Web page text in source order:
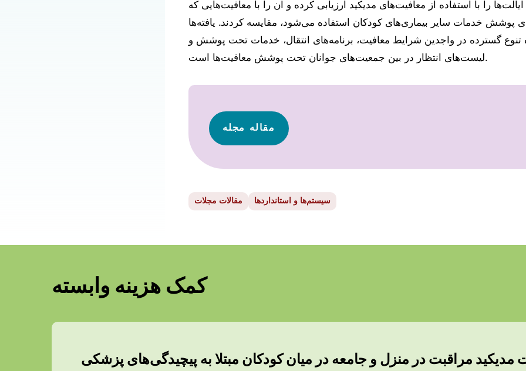
را با استفاده از معافیت‌های مدیکید ارزیابی کرده و آن را با معافیت‌هایی که
پوشش خدمات سایر بیماری‌های کودکان استفاده می‌شود، مقایسه کردند. یافته‌ها
تنوع گسترده در واجدین شرایط معافیت، برنامه‌های انتقال، خدمات تحت پوشش و
لیست‌های انتظار در بین جمعیت‌های جوانان تحت پوشش معافیت‌ها است.
مقاله مجله
مقالات مجلات سیستم‌ها و استانداردها
کمک هزینه وابسته
مراقبت در منزل و جامعه در میان کودکان مبتلا به پیچیدگی‌های پزشکی